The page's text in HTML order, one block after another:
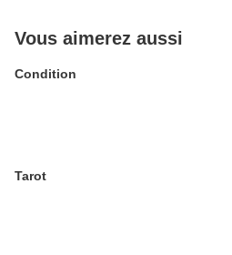
Vous aimerez aussi
Condition
Tarot